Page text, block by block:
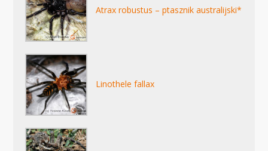
Atrax robustus – ptasznik australijski*
Linothele fallax